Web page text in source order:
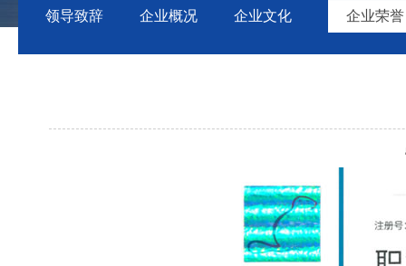
领导致辞 企业概况 企业文化 企业荣誉